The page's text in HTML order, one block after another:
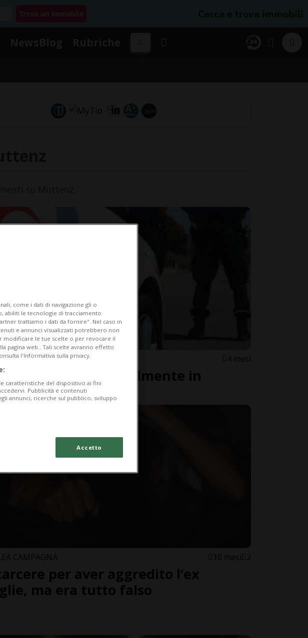
CAMPAGNA 4 mesi
investita mortalmente in
CAMPAGNA 10 mesi 2
per aver aggredito l’ex
ma era tutto falso
come i dati di navigazione gli o
abiliti le tecnologie di tracciamento
trattiamo i dati da fornire". Nel caso in
e annunci visualizzati potrebbero non
modificare le tue scelte o per revocare il
pagina web.. Tali scelte avranno effetto
l'Informativa sulla privacy.
caratteristiche del dispositivo ai fini
Pubblicità e contenuti
annunci, ricerche sul pubblico, sviluppo
Accetto